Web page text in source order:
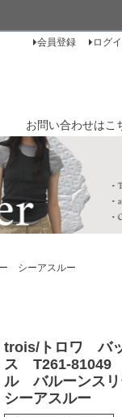
会員登録 ログ
お問い合わせはこ
シーアスルー
trois/トロワ バ
ス T261-81049
ル バルーンス
シーアスルー